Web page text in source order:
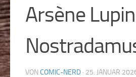
Arsène
VON COMIC-NERD · 25. JANUAR